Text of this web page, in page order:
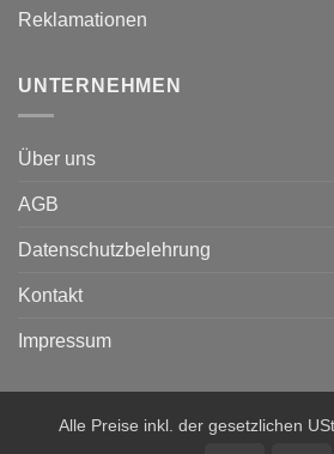
Reklamationen
UNTERNEHMEN
Über uns
AGB
Datenschutzbelehrung
Kontakt
Impressum
Alle Preise inkl. der gesetzlichen